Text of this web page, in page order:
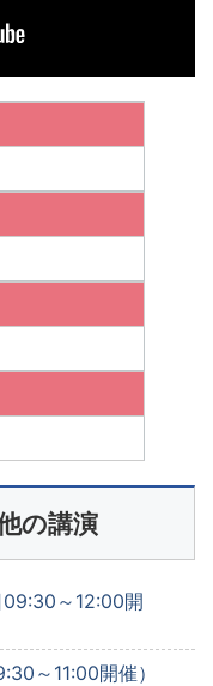
の講演
～12:00開
～11:00開催）